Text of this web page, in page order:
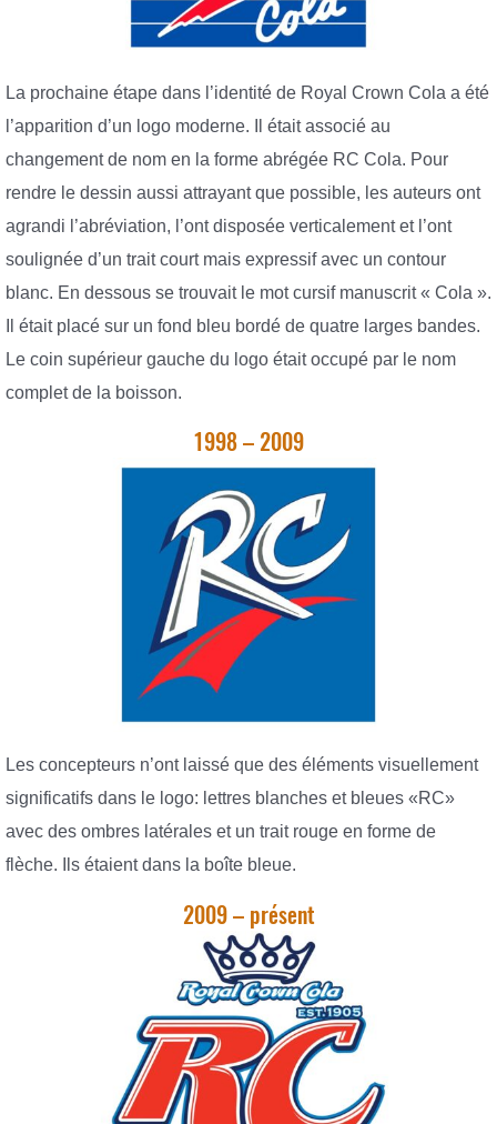
La prochaine étape dans l’identité de Royal Crown Cola a été
l’apparition d’un logo moderne. Il était associé au
changement de nom en la forme abrégée RC Cola. Pour
rendre le dessin aussi attrayant que possible, les auteurs ont
agrandi l’abréviation, l’ont disposée verticalement et l’ont
soulignée d’un trait court mais expressif avec un contour
blanc. En dessous se trouvait le mot cursif manuscrit « Cola ».
Il était placé sur un fond bleu bordé de quatre larges bandes.
Le coin supérieur gauche du logo était occupé par le nom
complet de la boisson.
1998 – 2009
Les concepteurs n’ont laissé que des éléments visuellement
significatifs dans le logo: lettres blanches et bleues «RC»
avec des ombres latérales et un trait rouge en forme de
flèche. Ils étaient dans la boîte bleue.
2009 – présent